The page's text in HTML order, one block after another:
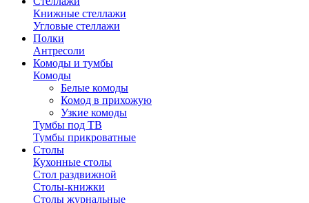
Книжные стеллажи
Угловые стеллажи
Полки
Антресоли
Комоды и тумбы
Комоды
Белые комоды
Комод в прихожую
Узкие комоды
Тумбы под ТВ
Тумбы прикроватные
Столы
Кухонные столы
Стол раздвижной
Столы-книжки
Столы журнальные